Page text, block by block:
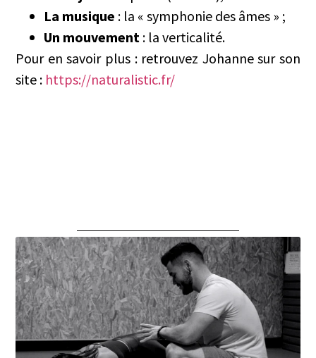
La musique : la « symphonie des âmes » ;
Un mouvement : la verticalité.
Pour en savoir plus : retrouvez Johanne sur son
site : https://naturalistic.fr/
Lire d'autres articles